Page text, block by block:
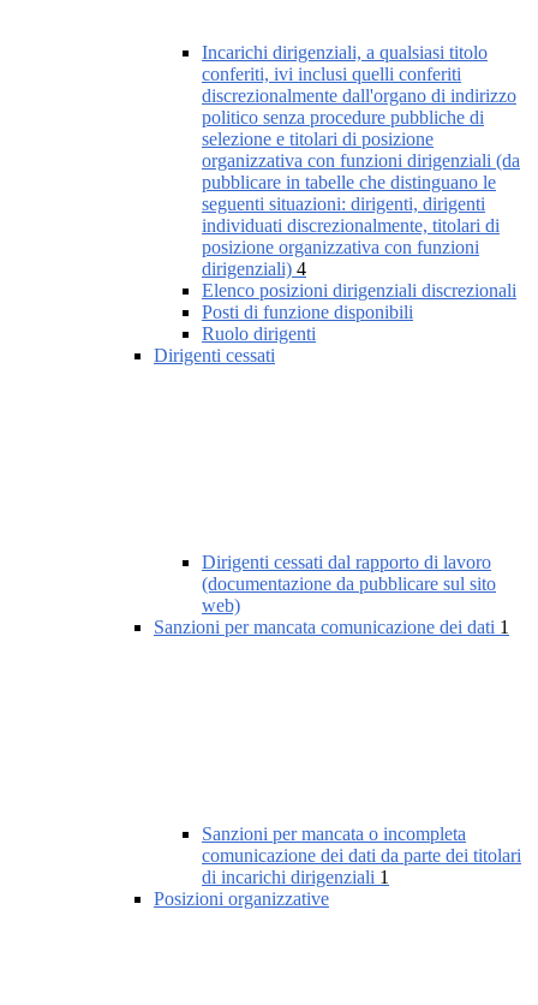
Incarichi dirigenziali, a qualsiasi titolo
conferiti, ivi inclusi quelli conferiti
discrezionalmente dall'organo di indirizzo
politico senza procedure pubbliche di
selezione e titolari di posizione
organizzativa con funzioni dirigenziali (da
pubblicare in tabelle che distinguano le
seguenti situazioni: dirigenti, dirigenti
individuati discrezionalmente, titolari di
posizione organizzativa con funzioni
dirigenziali) 4
Elenco posizioni dirigenziali discrezionali
Posti di funzione disponibili
Ruolo dirigenti
Dirigenti cessati
Dirigenti cessati dal rapporto di lavoro
(documentazione da pubblicare sul sito
web)
Sanzioni per mancata comunicazione dei dati 1
Sanzioni per mancata o incompleta
comunicazione dei dati da parte dei titolari
di incarichi dirigenziali 1
Posizioni organizzative